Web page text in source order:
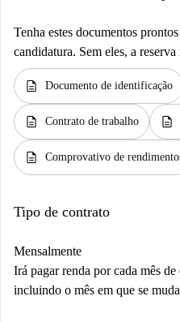
Tenha estes documentos
candidatura. Sem eles, a
description Documento de identificação
description Contrato de trabalho description
description Comprovativo de
Tipo de contrato
Mensalmente
Irá pagar renda por cada mês
incluindo o mês em que se